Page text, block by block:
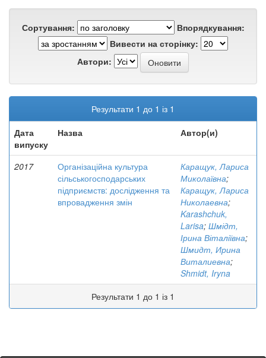
Сортування:
Впорядкування:
Вивести на сторінку:
Автори:
Результати 1 до 1 із 1
Дата
випуску
Назва Автор(и)
2017
Організаційна культура
сільськогосподарських
підприємств: дослідження та
впровадження змін
Каращук, Лариса
Миколаївна;
Каращук, Лариса
Николаевна;
Karashchuk,
Larisa; Шмідт,
Ірина Віталіївна;
Шмидт, Ирина
Виталиевна;
Shmidt, Iryna
Результати 1 до 1 із 1